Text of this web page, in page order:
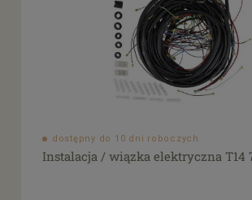
dostępny do 10 dni roboczych
Instalacja / wiązka elektryczna T14